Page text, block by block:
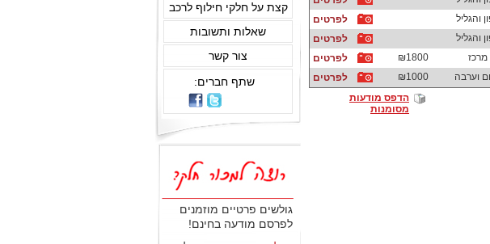
והגליל
לפרטים
והגליל
לפרטים
מרכז ₪1800
לפרטים
וערבה ₪1000
לפרטים
הדפס מודעות
מסומנות
קצת על חלקי חילוף לרכב
שאלות ותשובות
צור קשר
שתף חברים:
גולשים פרטיים מוזמנים
לפרסם מודעה בחינם!